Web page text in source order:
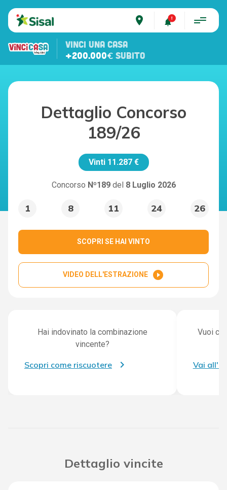
place
VINCI UNA CASA
+200.000€ SUBITO
Dettaglio Concorso
189/26
Vinti 11.287 €
Concorso Nº189 del 8 Luglio 2026
1 8 11 24 26
SCOPRI SE HAI VINTO
VIDEO DELL'ESTRAZIONE play_circle_filled
Hai indovinato la combinazione
vincente?
Scopri come riscuotere
Vuoi
Vai
Dettaglio vincite